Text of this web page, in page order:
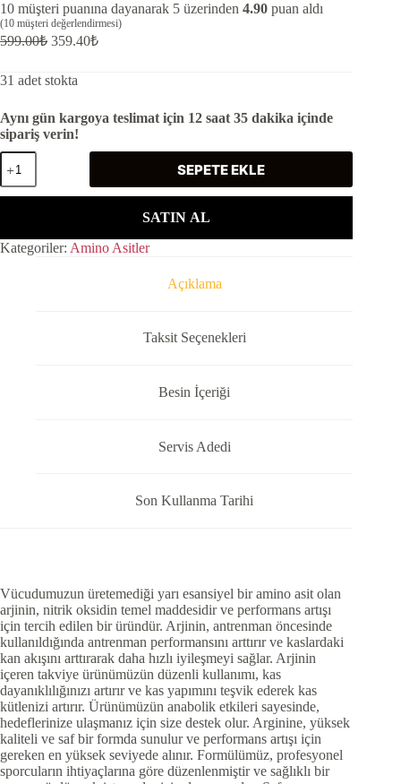
10 müşteri puanına dayanarak 5 üzerinden 4.90 puan aldı
(10 müşteri değerlendirmesi)
599.00₺ 359.40₺
31 adet stokta
Aynı gün kargoya teslimat için 12 saat 35 dakika içinde
sipariş verin!
ARGININE
SAF
adet
SEPETE EKLE
SATIN AL
Kategoriler: Amino Asitler
Açıklama
Taksit Seçenekleri
Besin İçeriği
Servis Adedi
Son Kullanma Tarihi
Vücudumuzun üretemediği yarı esansiyel bir amino asit olan
arjinin, nitrik oksidin temel maddesidir ve performans artışı
için tercih edilen bir üründür. Arjinin, antrenman öncesinde
kullanıldığında antrenman performansını arttırır ve kaslardaki
kan akışını arttırarak daha hızlı iyileşmeyi sağlar. Arjinin
içeren takviye ürünümüzün düzenli kullanımı, kas
dayanıklılığınızı artırır ve kas yapımını teşvik ederek kas
kütlenizi artırır. Ürünümüzün anabolik etkileri sayesinde,
hedeflerinize ulaşmanız için size destek olur. Arginine, yüksek
kaliteli ve saf bir formda sunulur ve performans artışı için
gereken en yüksek seviyede alınır. Formülümüz, profesyonel
sporcuların ihtiyaçlarına göre düzenlenmiştir ve sağlıklı bir